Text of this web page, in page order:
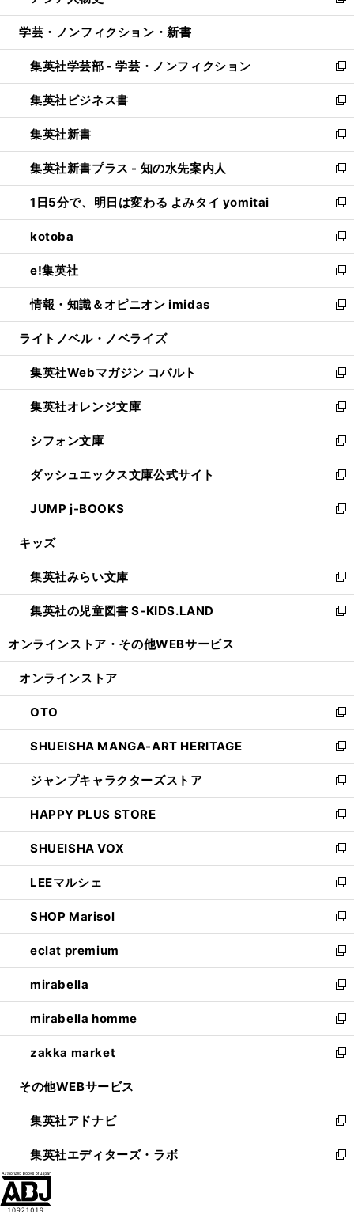
開
ウ
開
く
ン
ウ
で
開
く
ウ
ン
ド
ウ
で
開
く
し
ウ
ィ
ン
ド
ウ
で
開
く
学芸・ノンフィクション・新書
集英社学芸部 - 学芸・ノンフィクション
新
し
い
ウ
ィ
ン
ド
ウ
で
開
く
集英社ビジネス書
新
し
い
ウ
ィ
ン
ド
ウ
で
開
く
集英社新書
新
し
い
ウ
ィ
ン
ド
ウ
で
開
く
集英社新書プラス - 知の水先案内人
新
し
い
ウ
ィ
ン
ド
ウ
で
開
1日5分で、明日は変わる よみタイ yomitai
新
し
い
ウ
ィ
ン
ド
ウ
開
く
kotoba
新
し
い
ウ
ィ
ン
ウ
で
開
く
e!集英社
新
し
い
ウ
ン
ド
ウ
で
開
く
情報・知識＆オピニオン imidas
新
し
ウ
ィ
ン
ド
ウ
で
開
く
ライトノベル・ノベライズ
集英社Webマガジン コバルト
新
し
い
ウ
ィ
ン
ド
ウ
で
開
集英社オレンジ文庫
新
し
い
ウ
ィ
ン
ド
ウ
開
く
シフォン文庫
新
し
い
ウ
ィ
ン
ウ
で
開
く
ダッシュエックス文庫公式サイト
新
し
い
ウ
ン
ド
ウ
で
JUMP j-BOOKS
新
し
ウ
ィ
ン
ド
開
キッズ
集英社みらい文庫
新
し
い
ン
ウ
で
開
く
集英社の児童図書 S-KIDS.LAND
新
ウ
ン
ド
ウ
で
開
く
オンラインストア・ その他WEBサービス
オンラインストア
OTO
新
し
い
ウ
ィ
ン
ド
ウ
で
開
く
SHUEISHA MANGA-ART HERITAGE
新
し
い
ウ
ィ
ン
ド
ウ
で
開
く
ジャンプキャラクターズストア
新
し
い
ウ
ィ
ン
ド
ウ
で
開
く
HAPPY PLUS STORE
新
し
い
ウ
ィ
ン
ド
ウ
で
開
く
SHUEISHA VOX
新
し
い
ウ
ィ
ン
ド
ウ
で
開
く
LEEマルシェ
新
し
い
ウ
ィ
ン
ド
ウ
で
開
く
SHOP Marisol
新
し
い
ウ
ィ
ン
ド
ウ
で
開
eclat premium
新
し
い
ウ
ィ
ン
ド
ウ
開
く
mirabella
新
し
い
ウ
ィ
ン
ウ
で
開
く
mirabella homme
新
し
い
ウ
ン
ド
ウ
で
zakka market
新
し
ウ
ィ
ン
ド
その他WEBサービス
集英社アドナビ
新
し
い
集英社エディターズ・ラボ
新